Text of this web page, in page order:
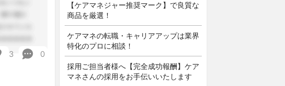
3 0
【ケアマネジャー推奨マーク】で良質な
商品を厳選！
ケアマネの転職・キャリアアップは業界
特化のプロに相談！
採用ご担当者様へ【完全成功報酬】ケア
マネさんの採用をお手伝いいたします